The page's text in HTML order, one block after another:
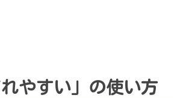
れやすい」の使い方